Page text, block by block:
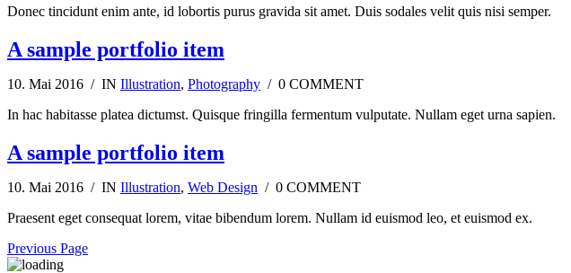
Donec tincidunt enim ante, id lobortis purus gravida sit amet. Duis sodales velit quis nisi semper.
A sample portfolio item
10. Mai 2016 / IN Illustration, Photography / 0 COMMENT
In hac habitasse platea dictumst. Quisque fringilla fermentum vulputate. Nullam eget urna sapien.
A sample portfolio item
10. Mai 2016 / IN Illustration, Web Design / 0 COMMENT
Praesent eget consequat lorem, vitae bibendum lorem. Nullam id euismod leo, et euismod ex.
Previous Page